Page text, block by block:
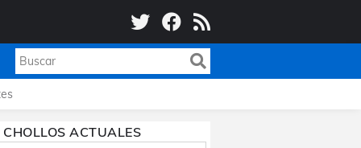
CHOLLOS ACTUALES